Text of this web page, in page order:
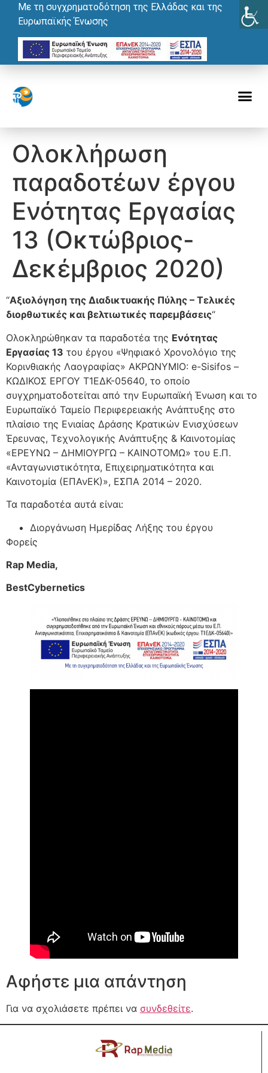
Με τη συγχρηματοδότηση της Ελλάδας και της
Ευρωπαϊκής Ένωσης
Ολοκλήρωση
παραδοτέων έργου
Ενότητας Εργασίας
13 (Οκτώβριος-
Δεκέμβριος 2020)
“Αξιολόγηση της Διαδικτυακής Πύλης – Τελικές
διορθωτικές και βελτιωτικές παρεμβάσεις“
Ολοκληρώθηκαν τα παραδοτέα της Ενότητας
Εργασίας 13 του έργου «Ψηφιακό Χρονολόγιο της
Κορινθιακής Λαογραφίας» ΑΚΡΩΝΥΜΙΟ: e-Sisifos –
ΚΩΔΙΚΟΣ ΕΡΓΟΥ Τ1ΕΔΚ-05640, το οποίο
συγχρηματοδοτείται από την Ευρωπαϊκή Ένωση και το
Ευρωπαϊκό Ταμείο Περιφερειακής Ανάπτυξης στο
πλαίσιο της Ενιαίας Δράσης Κρατικών Ενισχύσεων
Έρευνας, Τεχνολογικής Ανάπτυξης & Καινοτομίας
«ΕΡΕΥΝΩ – ΔΗΜΙΟΥΡΓΩ – ΚΑΙΝΟΤΟΜΩ» του Ε.Π.
«Ανταγωνιστικότητα, Επιχειρηματικότητα και
Καινοτομία (ΕΠΑνΕΚ)», ΕΣΠΑ 2014 – 2020.
Τα παραδοτέα αυτά είναι:
Διοργάνωση Ημερίδας Λήξης του έργου
Φορείς
Rap Media,
BestCybernetics
Αφήστε μια απάντηση
Για να σχολιάσετε πρέπει να συνδεθείτε.